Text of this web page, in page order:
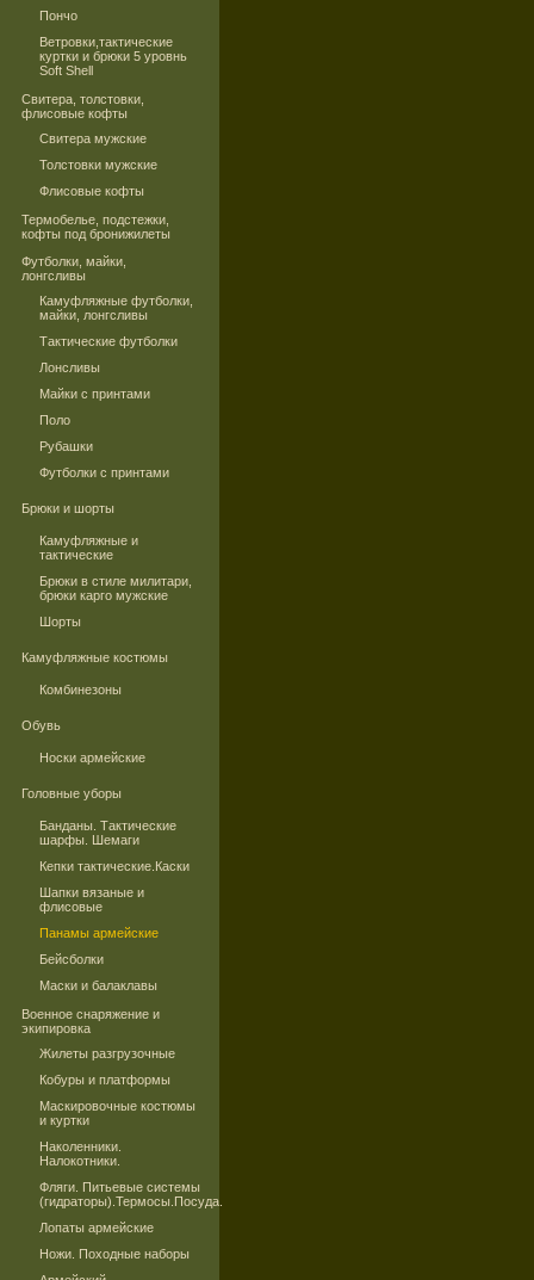
Пончо
Ветровки,тактические
куртки и брюки 5 уровнь
Soft Shell
Свитера, толстовки,
флисовые кофты
Свитера мужские
Толстовки мужские
Флисовые кофты
Термобелье, подстежки,
кофты под бронижилеты
Футболки, майки,
лонгсливы
Камуфляжные футболки,
майки, лонгсливы
Тактические футболки
Лонсливы
Майки с принтами
Поло
Рубашки
Футболки с принтами
Брюки и шорты
Камуфляжные и
тактические
Брюки в стиле милитари,
брюки карго мужские
Шорты
Камуфляжные костюмы
Комбинезоны
Обувь
Носки армейские
Головные уборы
Банданы. Тактические
шарфы. Шемаги
Кепки тактические.Каски
Шапки вязаные и
флисовые
Панамы армейские
Бейсболки
Маски и балаклавы
Военное снаряжение и
экипировка
Жилеты разгрузочные
Кобуры и платформы
Маскировочные костюмы
и куртки
Наколенники.
Налокотники.
Фляги. Питьевые системы
(гидраторы).Термосы.Посуда.
Лопаты армейские
Ножи. Походные наборы